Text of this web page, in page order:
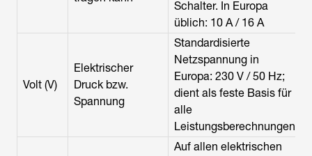
Schalter. In Europa
üblich: 10 A / 16 A
Volt (V)
Elektrischer
Druck bzw.
Spannung
Standardisierte
Netzspannung in
Europa: 230 V / 50 Hz;
dient als feste Basis für
alle
Leistungsberechnungen
Auf allen elektrischen